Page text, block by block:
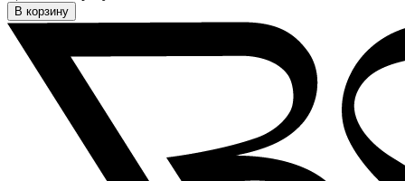
В корзину